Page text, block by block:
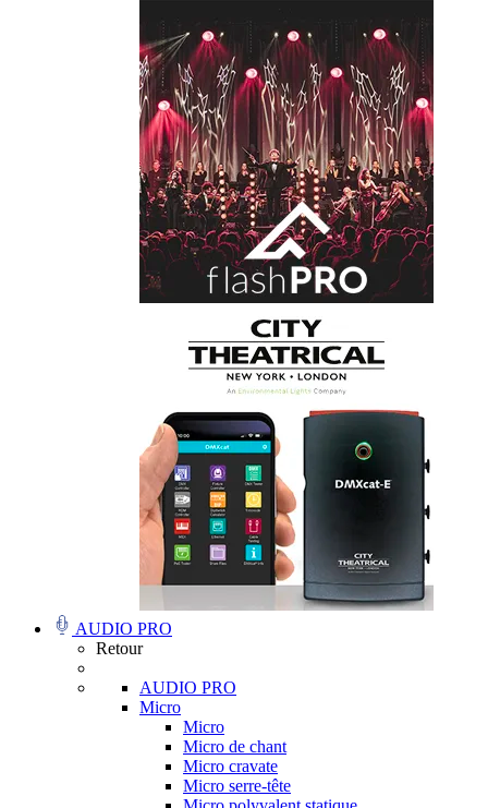
AUDIO PRO
Retour
AUDIO PRO
Micro
Micro
Micro de chant
Micro cravate
Micro serre-tête